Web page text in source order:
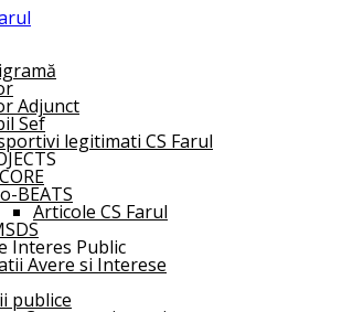
Adjunct
Sef
legitimati CS Farul
BEATS
Articole CS Farul
Interes Public
Avere si Interese
publice